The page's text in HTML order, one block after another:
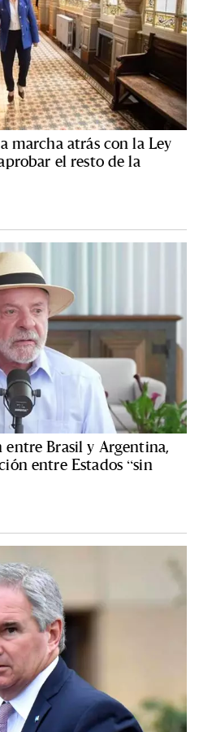
marcha atrás con la Ley
el resto de la
Brasil y Argentina,
entre Estados “sin